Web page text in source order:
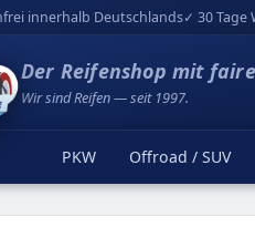
innerhalb Deutschlands✓ 30 Tage
Der Reifenshop mit
Wir sind Reifen — seit 1997.
PKW Offroad / SUV